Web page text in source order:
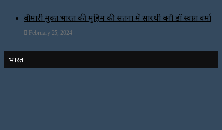
बीमारी मुक्त भारत की मुहिम की सतना में सारथी बनी डाॅ स्वप्ना वर्मा
February 25, 2024
भारत